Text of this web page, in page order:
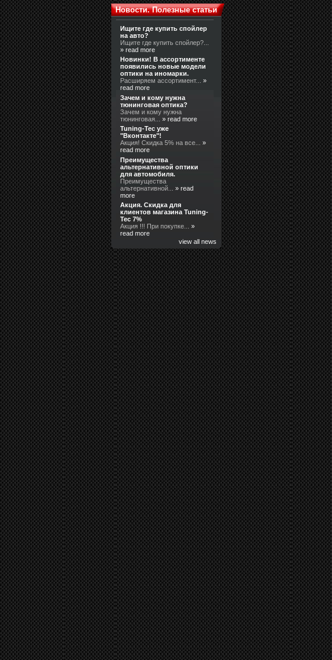
Новости. Полезные статьи
Ищите где купить спойлер
на авто?
Ищите где купить спойлер?...
» read more
Новинки! В ассортименте
появились новые модели
оптики на иномарки.
Расширяем ассортимент...»
read more
Зачем и кому нужна
тюнинговая оптика?
Зачем и кому нужна
тюнинговая...» read more
Tuning-Tec уже
"Вконтакте"!
Акция! Скидка 5% на все...»
read more
Преимущества
альтернативной оптики
для автомобиля.
Преимущества
альтернативной...» read
more
Акция. Скидка для
клиентов магазина Tuning-
Tec 7%
Акция !!! При покупке...»
read more
view all news